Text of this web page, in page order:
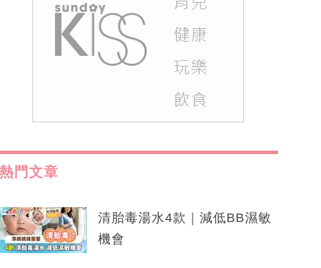
熱門文章
清胎毒湯水4款｜減低BB濕敏
機會